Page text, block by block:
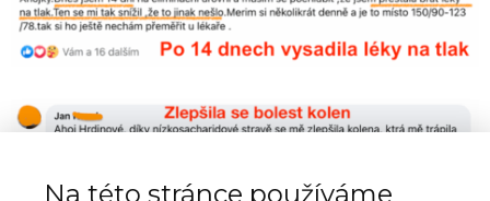
Na této stránce používáme